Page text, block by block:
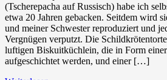
(Tscherepacha auf Russisch) habe ich
etwa 20 Jahren gebacken. Seitdem wird
und meiner Schwester reproduziert und
Vergnügen verputzt. Die
luftigen Biskuitküchlein, die in Form
aufgeschichtet werden, und einer […]